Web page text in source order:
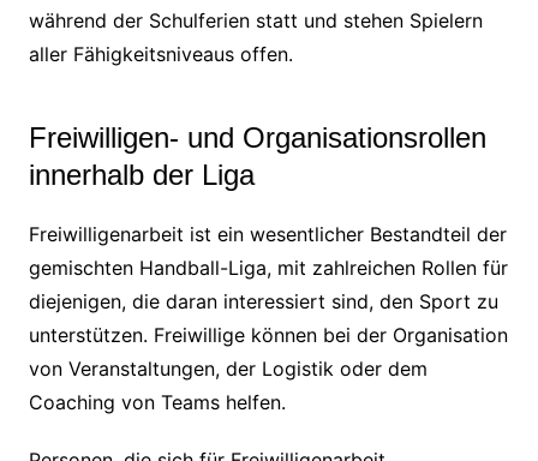
während der Schulferien statt und stehen Spielern
aller Fähigkeitsniveaus offen.
Freiwilligen- und Organisationsrollen
innerhalb der Liga
Freiwilligenarbeit ist ein wesentlicher Bestandteil der
gemischten Handball-Liga, mit zahlreichen Rollen für
diejenigen, die daran interessiert sind, den Sport zu
unterstützen. Freiwillige können bei der Organisation
von Veranstaltungen, der Logistik oder dem
Coaching von Teams helfen.